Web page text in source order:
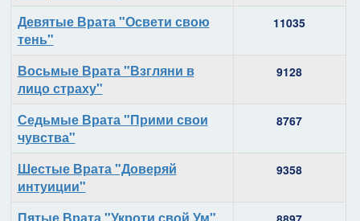
Девятые Врата "Освети свою
тень"
11035
Восьмые Врата "Взгляни в
лицо страху"
9128
Седьмые Врата "Прими свои
чувства"
8767
Шестые Врата "Доверяй
интуиции"
9358